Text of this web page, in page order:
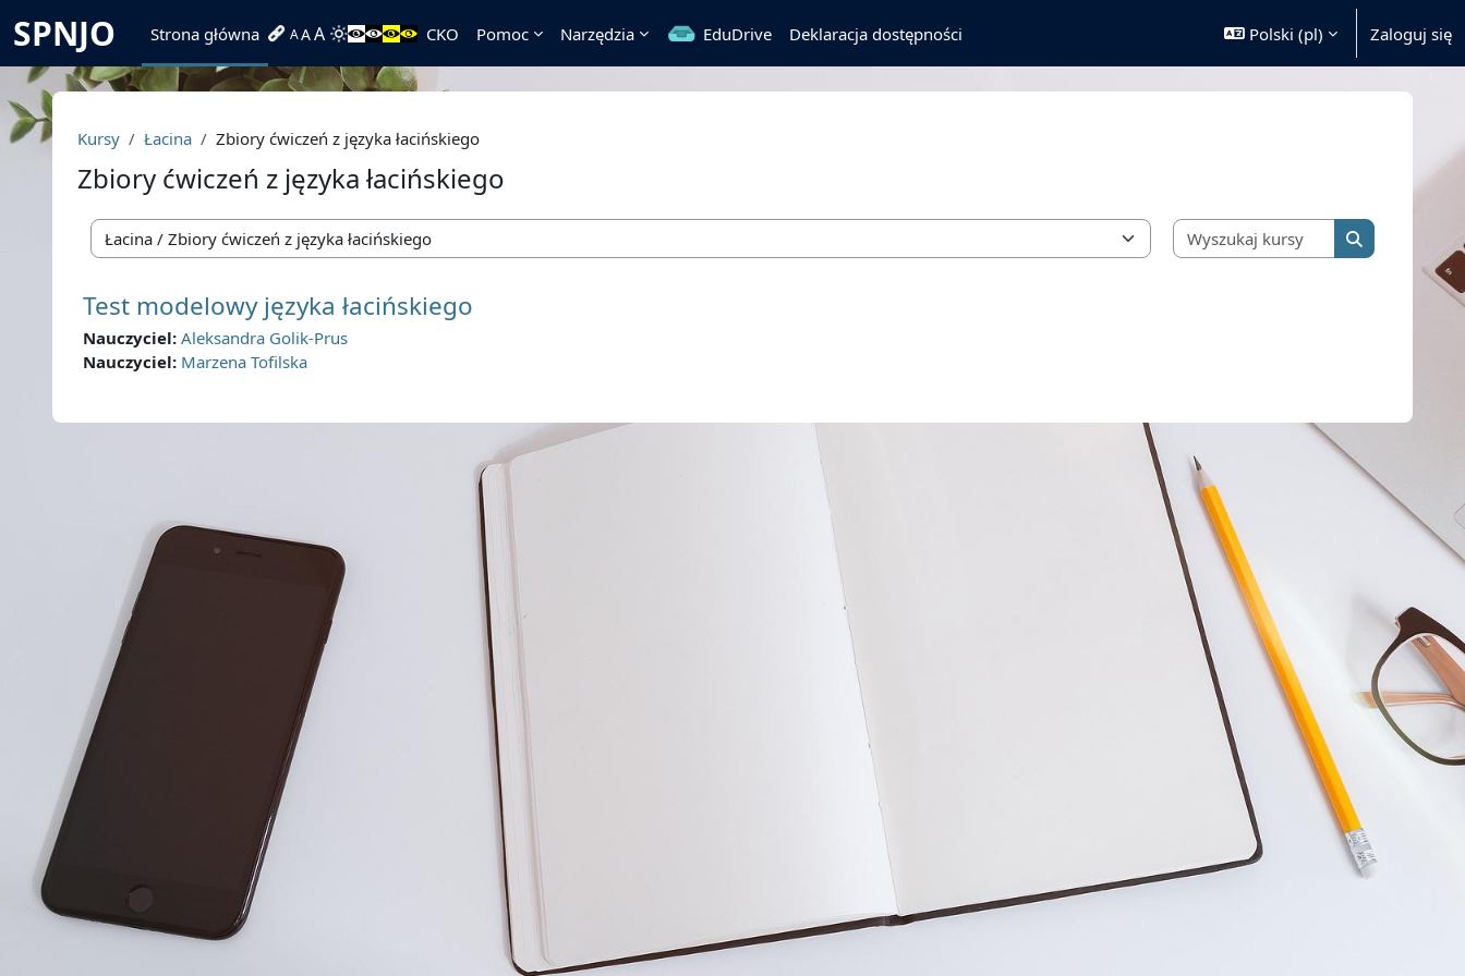
SPNJO Strona główna AAA CKO Pomoc Narzędzia EduDrive Deklaracja dostępności Polski ‎(pl)‎ Zaloguj się
Kursy Łacina Zbiory ćwiczeń z języka łacińskiego
Zbiory ćwiczeń z języka łacińskiego
Kategorie kursów
Wyszukaj kursy
Wyszukaj
Test modelowy języka łacińskiego
Nauczyciel: Aleksandra Golik-Prus
Nauczyciel: Marzena Tofilska